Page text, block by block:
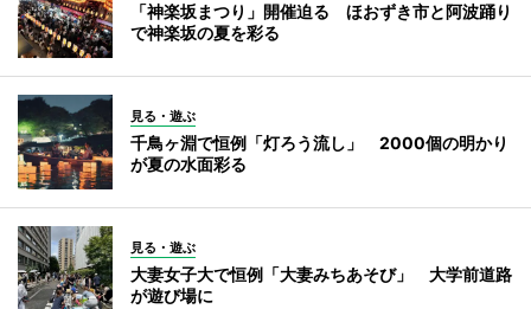
「神楽坂まつり」開催迫る ほおずき市と阿波踊り
で神楽坂の夏を彩る
見る・遊ぶ
千鳥ヶ淵で恒例「灯ろう流し」 2000個の明かり
が夏の水面彩る
見る・遊ぶ
大妻女子大で恒例「大妻みちあそび」 大学前道路
が遊び場に